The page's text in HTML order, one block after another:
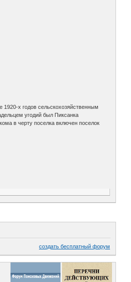
1920-х годов сельскохозяйственным
угодий был Пиксанка
в черту поселка включен поселок
создать бесплатный форум